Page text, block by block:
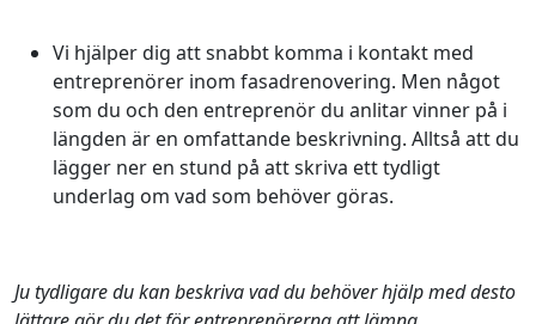
Vi hjälper dig att snabbt komma i kontakt med
entreprenörer inom fasadrenovering. Men något
som du och den entreprenör du anlitar vinner på i
längden är en omfattande beskrivning. Alltså att du
lägger ner en stund på att skriva ett tydligt
underlag om vad som behöver göras.
Ju tydligare du kan beskriva vad du behöver hjälp med desto